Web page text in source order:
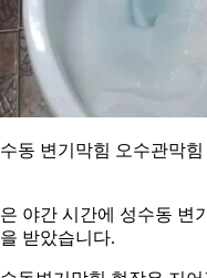
동 변기막힘 오수관막
야간 시간에 성수동 변
받았습니다.